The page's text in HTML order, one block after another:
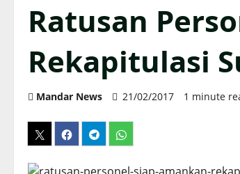
Ratusan
Rekapitulasi
Mandar News 21/02/2017 1 minute